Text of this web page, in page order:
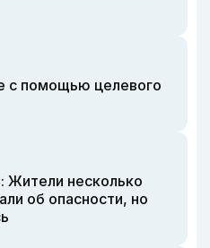
с помощью целевого
Жители несколько
об опасности, но